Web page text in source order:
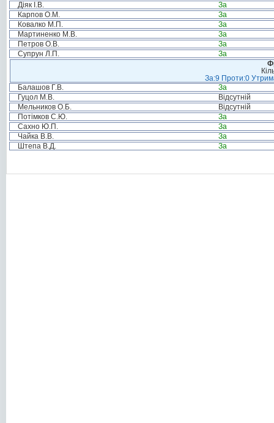
Діяк І.В.
За
Карпов О.М.
За
Ковалко М.П.
За
Мартиненко М.В.
За
Петров О.В.
За
Супрун Л.П.
За
За:9 Проти:0
Балашов Г.В.
За
Гуцол М.В.
Відсутній
Мельников О.Б.
Відсутній
Потімков С.Ю.
За
Сахно Ю.П.
За
Чайка В.В.
За
Штепа В.Д.
За